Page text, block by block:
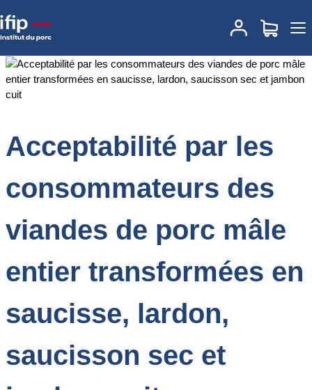
Accueil
Acceptabilité par les consommateurs des
viandes de porc mâle entier transformées en saucisse, lardon,
Acceptabilité par les
consommateurs des
viandes de porc mâle
entier transformées en
saucisse, lardon,
saucisson sec et